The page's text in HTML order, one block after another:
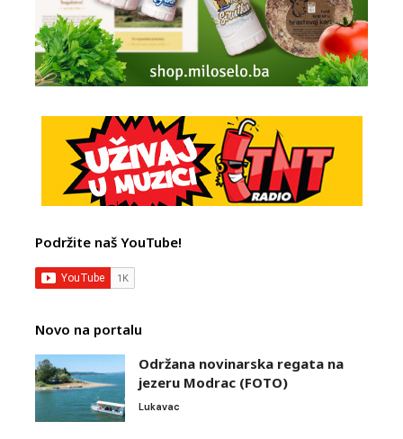
Podržite naš YouTube!
Novo na portalu
Održana novinarska regata na
jezeru Modrac (FOTO)
Lukavac